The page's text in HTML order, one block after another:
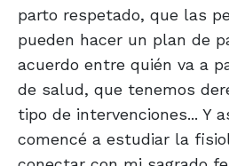
parto respetado, que las
pueden hacer un plan de
acuerdo entre quién va a
de salud, que tenemos
tipo de intervenciones... Y
comencé a estudiar la